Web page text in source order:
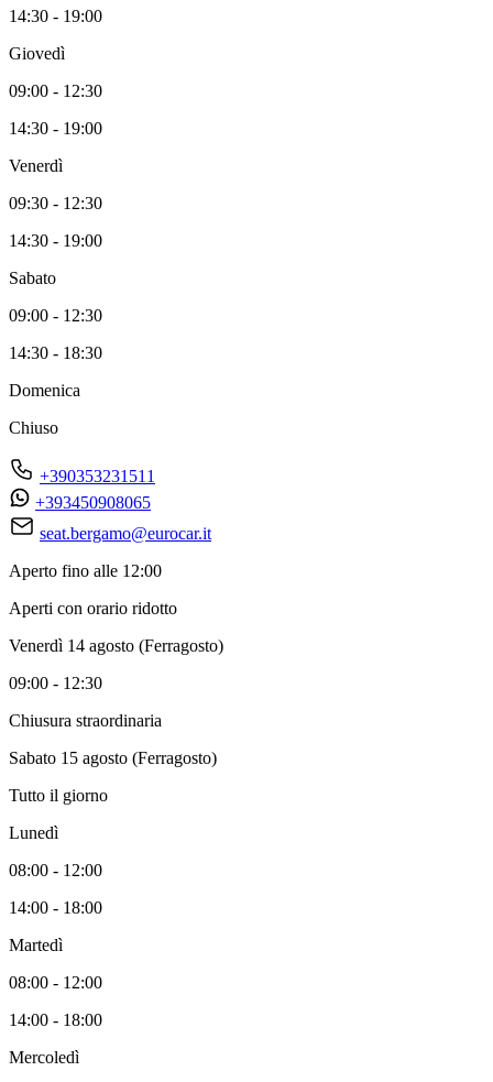
14:30 - 19:00
Giovedì
09:00 - 12:30
14:30 - 19:00
Venerdì
09:30 - 12:30
14:30 - 19:00
Sabato
09:00 - 12:30
14:30 - 18:30
Domenica
Chiuso
+390353231511
+393450908065
seat.bergamo@eurocar.it
Aperto fino alle 12:00
Aperti con orario ridotto
Venerdì 14 agosto (Ferragosto)
09:00 - 12:30
Chiusura straordinaria
Sabato 15 agosto (Ferragosto)
Tutto il giorno
Lunedì
08:00 - 12:00
14:00 - 18:00
Martedì
08:00 - 12:00
14:00 - 18:00
Mercoledì